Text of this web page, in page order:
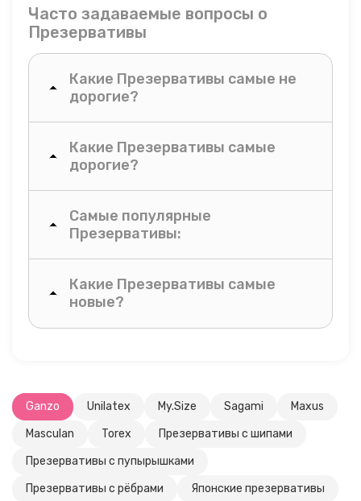
Часто задаваемые вопросы о
Презервативы
Какие Презервативы самые не
дорогие?
Какие Презервативы самые
дорогие?
Самые популярные
Презервативы:
Какие Презервативы самые
новые?
Ganzo Unilatex My.Size Sagami
Maxus
Masculan
Torex
Презервативы с шипами
Презервативы с пупырышками
Презервативы с рёбрами
Японские презервативы